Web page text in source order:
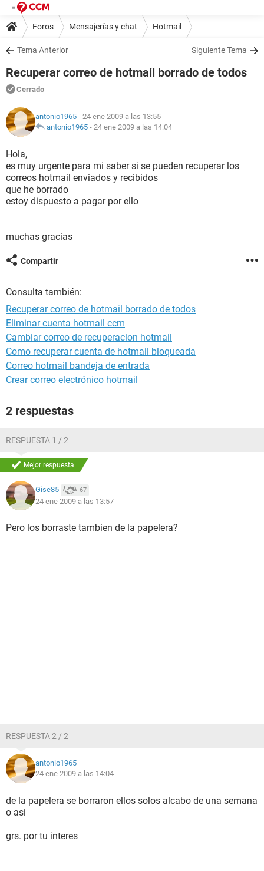
Foros Mensajerías y chat Hotmail
Tema Anterior Siguiente Tema
Recuperar correo de hotmail borrado de todos
Cerrado
antonio1965 - 24 ene 2009 a las 13:55
antonio1965 - 24 ene 2009 a las 14:04
Hola,
es muy urgente para mi saber si se pueden recuperar los
correos hotmail enviados y recibidos
que he borrado
estoy dispuesto a pagar por ello
muchas gracias
Compartir
Consulta también:
Recuperar correo de hotmail borrado de todos
Eliminar cuenta hotmail ccm
Cambiar correo de recuperacion hotmail
Como recuperar cuenta de hotmail bloqueada
Correo hotmail bandeja de entrada
Crear correo electrónico hotmail
2 respuestas
RESPUESTA 1 / 2
Mejor respuesta
Gise85 67
24 ene 2009 a las 13:57
Pero los borraste tambien de la papelera?
RESPUESTA 2 / 2
antonio1965
24 ene 2009 a las 14:04
de la papelera se borraron ellos solos alcabo de una semana
o asi
grs. por tu interes